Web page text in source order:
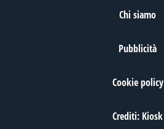
Chi siamo
Pubblicità
Cookie policy
Crediti: Kiosk